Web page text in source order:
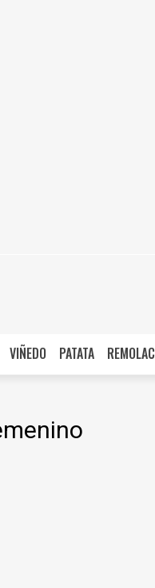
VIÑEDO PATATA